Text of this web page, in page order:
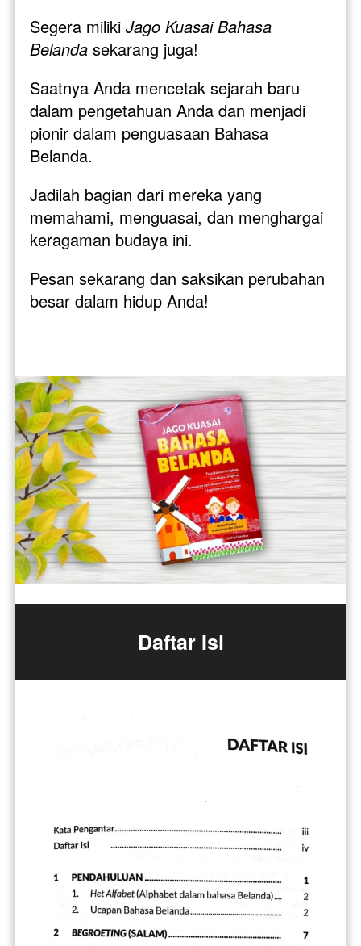
Segera miliki Jago Kuasai Bahasa
Belanda sekarang juga!
Saatnya Anda mencetak sejarah baru
dalam pengetahuan Anda dan menjadi
pionir dalam penguasaan Bahasa
Belanda.
Jadilah bagian dari mereka yang
memahami, menguasai, dan menghargai
keragaman budaya ini.
Pesan sekarang dan saksikan perubahan
besar dalam hidup Anda!
Daftar Isi